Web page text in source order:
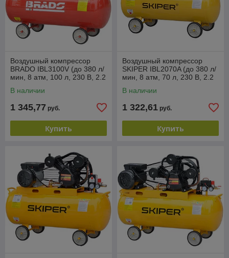
Воздушный компрессор
BRADO IBL3100V (до 380 л/
мин, 8 атм, 100 л, 230 В, 2.2
В наличии
1 345,77 руб.
Купить
Воздушный компрессор
SKIPER IBL2070A (до 380 л/
мин, 8 атм, 70 л, 230 В, 2.2
В наличии
1 322,61 руб.
Купить